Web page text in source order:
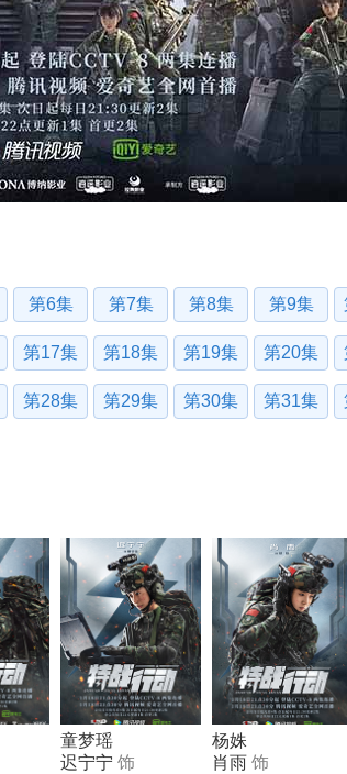
第6集 第7集 第8集 第9集
第17集 第18集 第19集 第20集
第28集 第29集 第30集 第31集
童梦瑶
迟宁宁 饰
杨姝
肖雨 饰